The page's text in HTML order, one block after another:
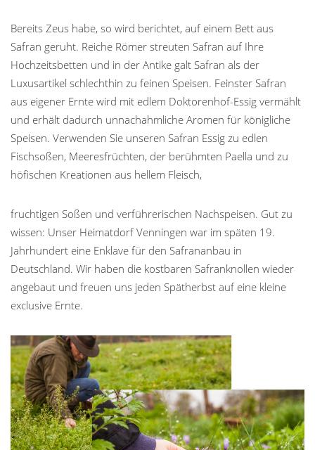
Bereits Zeus habe, so wird berichtet, auf einem Bett aus
Safran geruht. Reiche Römer streuten Safran auf Ihre
Hochzeitsbetten und in der Antike galt Safran als der
Luxusartikel schlechthin zu feinen Speisen. Feinster Safran
aus eigener Ernte wird mit edlem Doktorenhof-Essig vermählt
und erhält dadurch unnachahmliche Aromen für königliche
Speisen. Verwenden Sie unseren Safran Essig zu edlen
Fischsoßen, Meeresfrüchten, der berühmten Paella und zu
höfischen Kreationen aus hellem Fleisch,
fruchtigen Soßen und verführerischen Nachspeisen. Gut zu
wissen: Unser Heimatdorf Venningen war im späten 19.
Jahrhundert eine Enklave für den Safrananbau in
Deutschland. Wir haben die kostbaren Safranknollen wieder
angebaut und freuen uns jeden Spätherbst auf eine kleine
exclusive Ernte.